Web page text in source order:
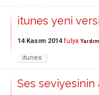
itunes yeni
14 Kasım 2014 fulya
itunes
Ses seviyesinin